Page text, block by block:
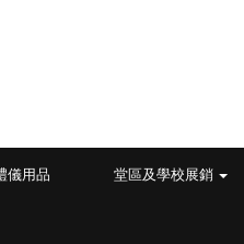
儀用品 堂區及學校展銷